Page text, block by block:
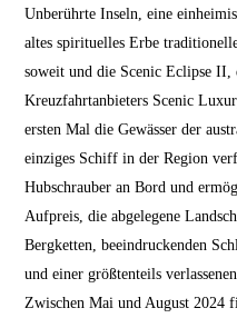
Unberührte Inseln, eine
altes spirituelles Erbe
soweit und die Scenic Eclipse
Kreuzfahrtanbieters Scenic
ersten Mal die Gewässer der
einziges Schiff in der Region
Hubschrauber an Bord und
Aufpreis, die abgelegene
Bergketten, beeindruckenden
und einer größtenteils
Zwischen Mai und August 2024